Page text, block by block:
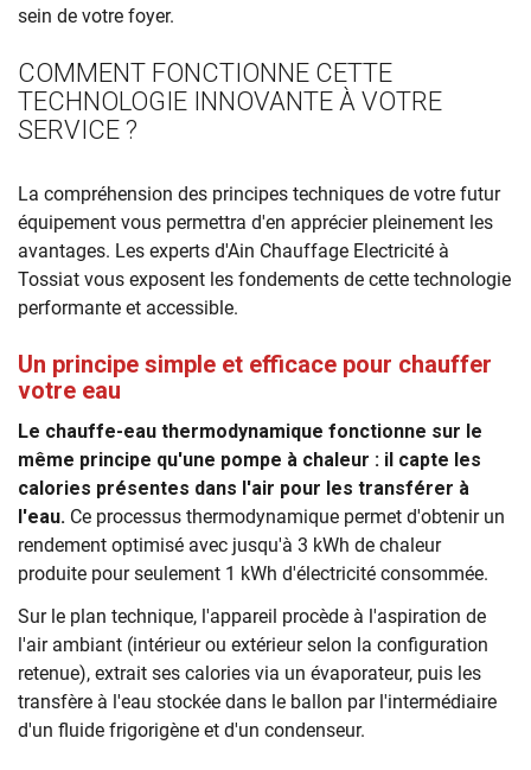
sein de votre foyer.
COMMENT FONCTIONNE CETTE
TECHNOLOGIE INNOVANTE À VOTRE
SERVICE ?
La compréhension des principes techniques de votre futur
équipement vous permettra d'en apprécier pleinement les
avantages. Les experts d'Ain Chauffage Electricité à
Tossiat vous exposent les fondements de cette technologie
performante et accessible.
Un principe simple et efficace pour chauffer
votre eau
Le chauffe-eau thermodynamique fonctionne sur le
même principe qu'une pompe à chaleur : il capte les
calories présentes dans l'air pour les transférer à
l'eau. Ce processus thermodynamique permet d'obtenir un
rendement optimisé avec jusqu'à 3 kWh de chaleur
produite pour seulement 1 kWh d'électricité consommée.
Sur le plan technique, l'appareil procède à l'aspiration de
l'air ambiant (intérieur ou extérieur selon la configuration
retenue), extrait ses calories via un évaporateur, puis les
transfère à l'eau stockée dans le ballon par l'intermédiaire
d'un fluide frigorigène et d'un condenseur.